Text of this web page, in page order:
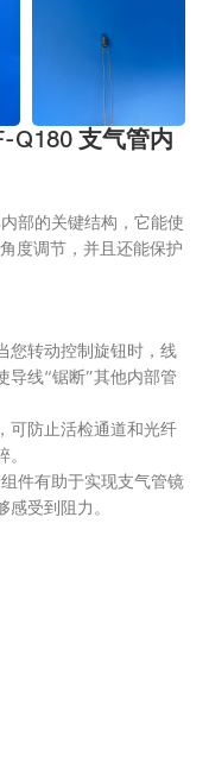
Q180 支气管内
部的关键结构，它能使
度调节，并且还能保护
您转动控制旋钮时，线
导线“锯断”其他内部管
可防止活检通道和光纤
件有助于实现支气管镜
受到阻力。